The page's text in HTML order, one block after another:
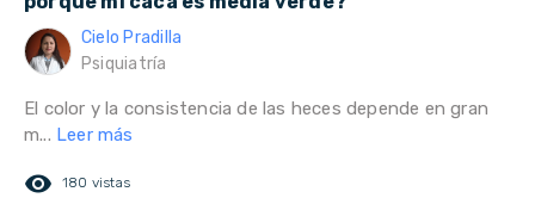
Cielo Pradilla
Psiquiatría
El color y la consistencia de las heces depende en gran
m... Leer más
remove_red_eye 180 vistas